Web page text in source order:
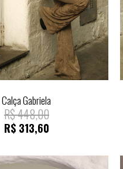
Calça Gabriela
R$448,00
R$313,60